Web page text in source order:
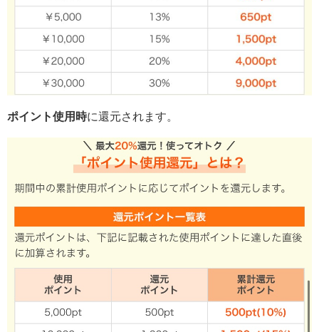
ポイント使用時に還元されます。